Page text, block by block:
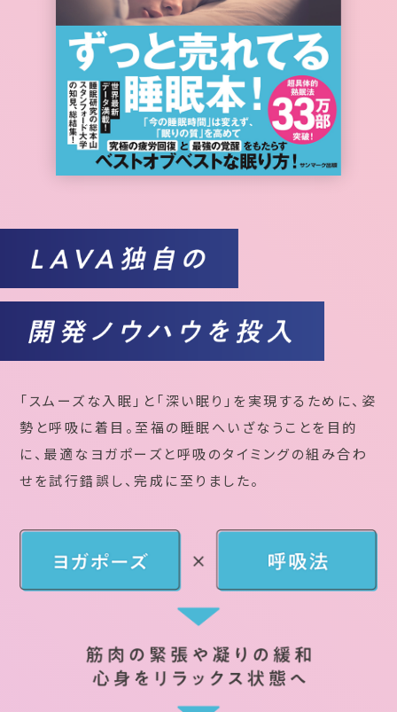
「スムーズな入眠」と「深い眠り」を実現するために、姿
勢と呼吸に着目。至福の睡眠へいざなうことを目的
に、最適なヨガポーズと呼吸のタイミングの組み合わ
せを試行錯誤し、完成に至りました。